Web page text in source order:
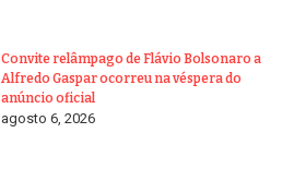
Convite relâmpago de Flávio Bolsonaro a
Alfredo Gaspar ocorreu na véspera do
anúncio oficial
agosto 6, 2026